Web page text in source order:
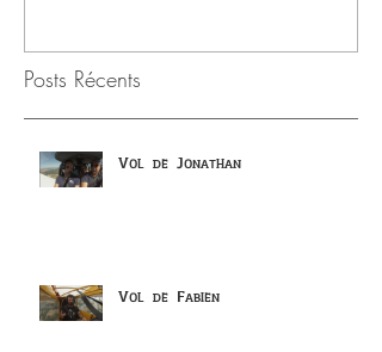
Posts Récents
Vol de Jonathan
Vol de Fabien